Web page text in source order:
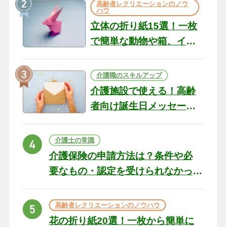
高齢者レクリエーションのノウ
ハウ
立体の折り紙15選！一枚
で簡単な動物や箱、イン
テリアになる作品まで
介護職のスキルアップ
介護施設で使える！高齢
者向け誕生日メッセージ
の例文と書き方のポイン
ト
介護士の常識
介護保険の申請方法は？条件や必
要なもの・認定を受けられなかっ
た場合の対処法
高齢者レクリエーションのノウハウ
花の折り紙20選！一枚から簡単に